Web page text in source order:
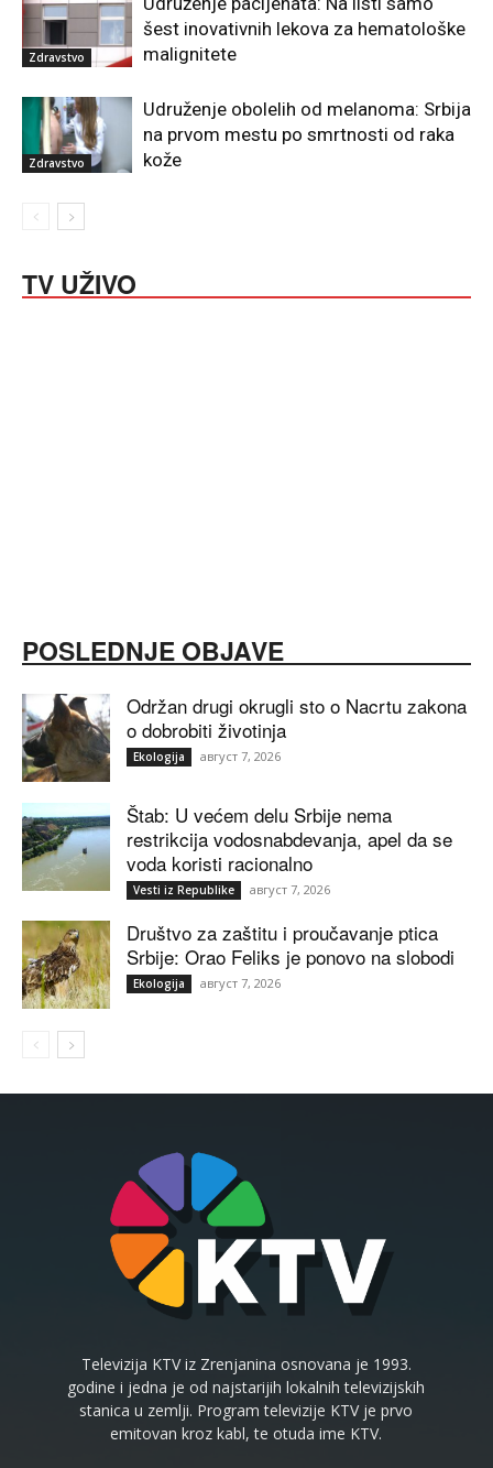
Zdravstvo
šest inovativnih lekova za hematološke
malignitete
Zdravstvo
Udruženje obolelih od melanoma: Srbija
na prvom mestu po smrtnosti od raka
kože
TV UŽIVO
POSLEDNJE OBJAVE
Održan drugi okrugli sto o Nacrtu zakona
o dobrobiti životinja
Ekologija август 7, 2026
Štab: U većem delu Srbije nema
restrikcija vodosnabdevanja, apel da se
voda koristi racionalno
Vesti iz Republike август 7, 2026
Društvo za zaštitu i proučavanje ptica
Srbije: Orao Feliks je ponovo na slobodi
Ekologija август 7, 2026
Televizija KTV iz Zrenjanina osnovana je 1993.
godine i jedna je od najstarijih lokalnih televizijskih
stanica u zemlji. Program televizije KTV je prvo
emitovan kroz kabl, te otuda ime KTV.